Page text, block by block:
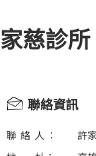
家慈診
聯絡資訊
聯 絡 人 ：
許